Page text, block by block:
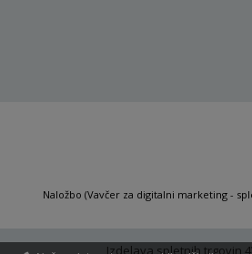
Naložbo (Vavčer za digitalni marketing -
Izdelava spletnih trgovin